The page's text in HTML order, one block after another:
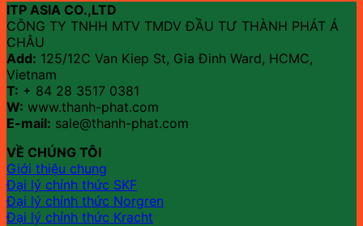
ITP ASIA CO.,LTD
CÔNG TY TNHH MTV TMDV ĐẦU TƯ THÀNH PHÁT Á
CHÂU
Add: 125/12C Van Kiep St, Gia Đinh Ward, HCMC,
Vietnam
T: + 84 28 3517 0381
W: www.thanh-phat.com
E-mail: sale@thanh-phat.com
VỀ CHÚNG TÔI
Giới thiệu chung
Đại lý chính thức SKF
Đại lý chính thức Norgren
Đại lý chính thức Kracht